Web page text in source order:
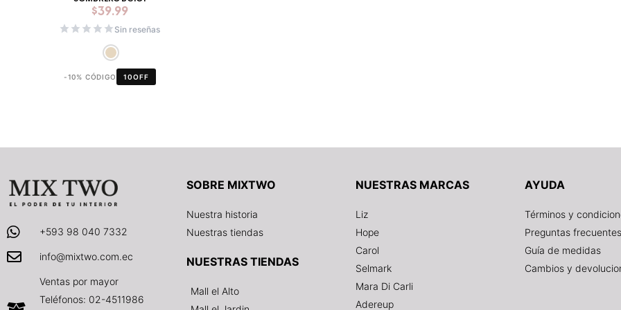
$39.99
Sin reseñas
-10% CÓDIGO 10OFF
+593 98 040 7332
info@mixtwo.com.ec
Ventas por mayor
Teléfonos: 02-4511986
SOBRE MIXTWO
Nuestra historia
Nuestras tiendas
NUESTRAS TIENDAS
Mall el Alto
NUESTRAS MARCAS
Liz
Hope
Carol
Selmark
Mara Di Carli
Adereup
AYUDA
Términos y
Preguntas frecuentes
Guía de medidas
Cambios y